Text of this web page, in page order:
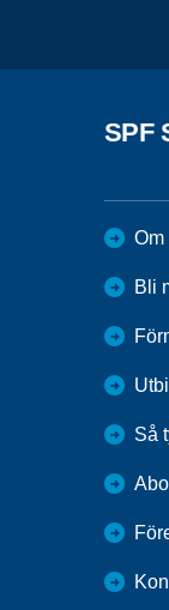
SPF
Om
Bli
Så